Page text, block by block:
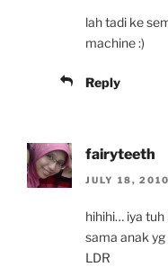
lah tadi ke
machine :)
Reply
fairyteeth
JULY 18,
hihihi… iya
sama anak
LDR